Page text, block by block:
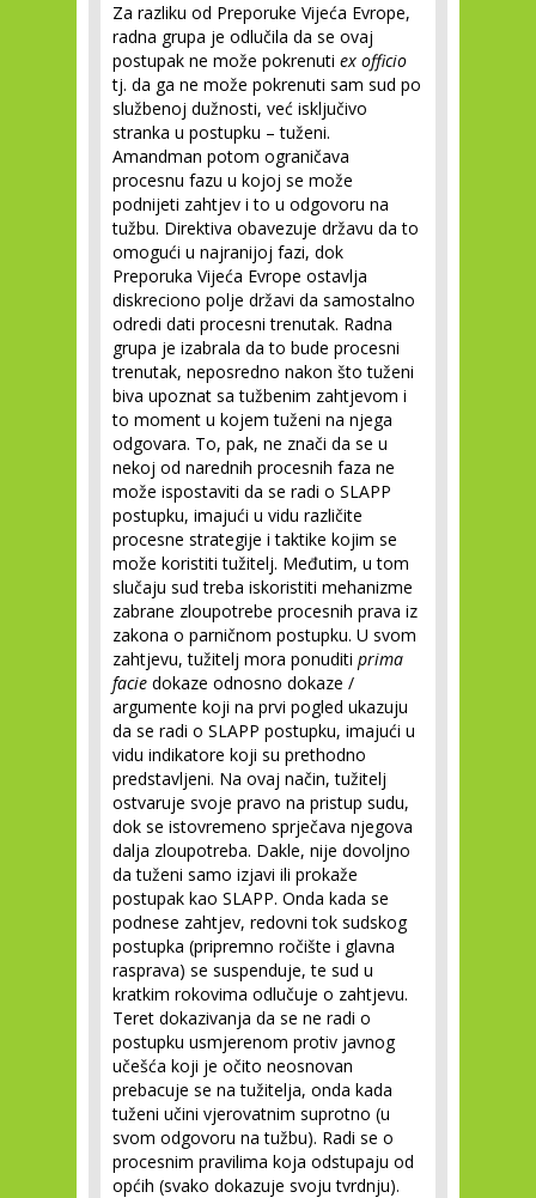
Za razliku od Preporuke Vijeća Evrope,
radna grupa je odlučila da se ovaj
postupak ne može pokrenuti ex officio
tj. da ga ne može pokrenuti sam sud po
službenoj dužnosti, već isključivo
stranka u postupku – tuženi.
Amandman potom ograničava
procesnu fazu u kojoj se može
podnijeti zahtjev i to u odgovoru na
tužbu. Direktiva obavezuje državu da to
omogući u najranijoj fazi, dok
Preporuka Vijeća Evrope ostavlja
diskreciono polje državi da samostalno
odredi dati procesni trenutak. Radna
grupa je izabrala da to bude procesni
trenutak, neposredno nakon što tuženi
biva upoznat sa tužbenim zahtjevom i
to moment u kojem tuženi na njega
odgovara. To, pak, ne znači da se u
nekoj od narednih procesnih faza ne
može ispostaviti da se radi o SLAPP
postupku, imajući u vidu različite
procesne strategije i taktike kojim se
može koristiti tužitelj. Međutim, u tom
slučaju sud treba iskoristiti mehanizme
zabrane zloupotrebe procesnih prava iz
zakona o parničnom postupku. U svom
zahtjevu, tužitelj mora ponuditi prima
facie dokaze odnosno dokaze /
argumente koji na prvi pogled ukazuju
da se radi o SLAPP postupku, imajući u
vidu indikatore koji su prethodno
predstavljeni. Na ovaj način, tužitelj
ostvaruje svoje pravo na pristup sudu,
dok se istovremeno sprječava njegova
dalja zloupotreba. Dakle, nije dovoljno
da tuženi samo izjavi ili prokaže
postupak kao SLAPP. Onda kada se
podnese zahtjev, redovni tok sudskog
postupka (pripremno ročište i glavna
rasprava) se suspenduje, te sud u
kratkim rokovima odlučuje o zahtjevu.
Teret dokazivanja da se ne radi o
postupku usmjerenom protiv javnog
učešća koji je očito neosnovan
prebacuje se na tužitelja, onda kada
tuženi učini vjerovatnim suprotno (u
svom odgovoru na tužbu). Radi se o
procesnim pravilima koja odstupaju od
općih (svako dokazuje svoju tvrdnju).